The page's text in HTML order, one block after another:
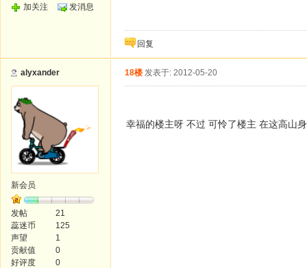
加关注
发消息
回复
alyxander
新会员
发帖
21
蕊迷币
125
声望
1
贡献值
0
好评度
0
18楼 发表于: 2012-05-20
幸福的楼主呀 不过 可怜了楼主 在这高山